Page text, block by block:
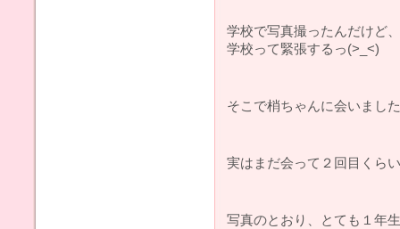
学校で写真撮ったんだけど
学校って緊張するっ(>_<)
そこで梢ちゃんに会いまし
実はまだ会って２回目くら
写真のとおり、とても１年